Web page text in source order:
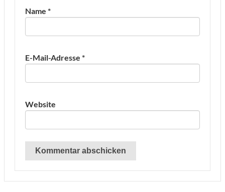
Name *
E-Mail-Adresse *
Website